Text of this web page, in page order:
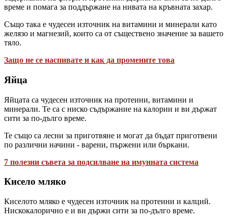
време и помага за поддържане на нивата на кръвната захар.
Също така е чудесен източник на витамини и минерали като
желязо и магнезий, които са от съществено значение за вашето
тяло.
Защо не се наспивате и как да промените това
Яйца
Яйцата са чудесен източник на протеини, витамини и
минерали. Те са с ниско съдържание на калории и ви държат
сити за по-дълго време.
Те също са лесни за приготвяне и могат да бъдат приготвени
по различни начини - варени, пържени или бъркани.
7 полезни съвета за подсилване на имунната система
Кисело мляко
Киселото мляко е чудесен източник на протеини и калций.
Нискокалорично е и ви държи сити за по-дълго време.